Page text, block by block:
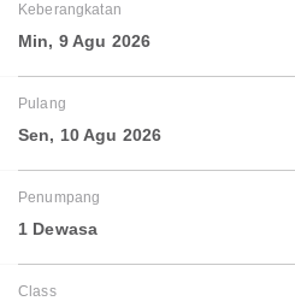
Keberangkatan
Min, 9 Agu 2026
Pulang
Sen, 10 Agu 2026
Penumpang
1 Dewasa
Class